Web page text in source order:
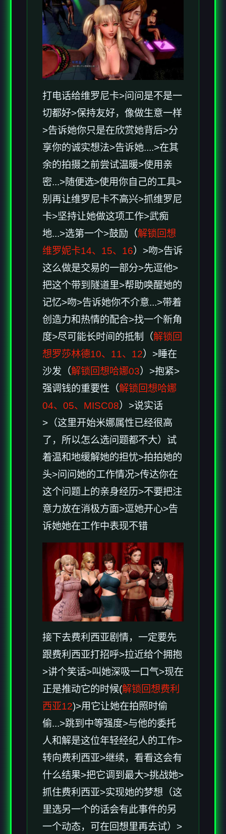
打电话给维罗尼卡>问问是不是一
切都好>保持友好，像做生意一样
>告诉她你只是在欣赏她背后>分
享你的诚实想法>告诉她....>在其
余的拍摄之前尝试温暖>使用亲
密...>随便选>使用你自己的工具>
别再让维罗尼卡不高兴>抓维罗尼
卡>坚持让她做这项工作>武痴
地...>选第一个>鼓励（解锁回想
维罗妮卡14、15、16）>吻>告诉
这么做是交易的一部分>先逗他>
把这个带到隧道里>帮助唤醒她的
记忆>吻>告诉她你不介意...>带着
创造力和热情的配合>找一个新角
度>尽可能长时间的抵制（解锁回
想罗莎林德10、11、12）>睡在
沙发（解锁回想哈娜03）>抱紧>
强调钱的重要性（解锁回想哈娜
04、05、MISC08）>说实话
>（这里开始米娜属性已经很高
了，所以怎么选问题都不大）试
着温和地缓解她的担忧>拍拍她的
头>问问她的工作情况>传达你在
这个问题上的亲身经历>不要把注
意力放在消极方面>逗她开心>告
诉她她在工作中表现不错
接下去费利西亚剧情，一定要先
跟费利西亚打招呼>拉近给个拥抱
>讲个笑话>叫她深吸一口气>现在
正是推动它的时候(解锁回想费利
西亚12)>用它让她在拍照时偷
偷...>跳到中等强度>与他的委托
人和解是这位年轻经纪人的工作>
转向费利西亚>继续，看看这会有
什么结果>把它调到最大>挑战她>
抓住费利西亚>实现她的梦想（这
里选另一个的话会有此事件的另
一个动态，可在回想里再去试）>